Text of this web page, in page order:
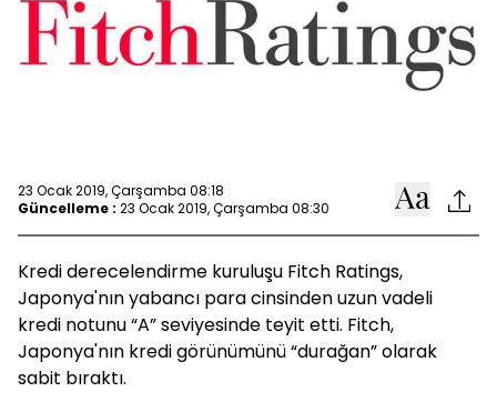
23 Ocak 2019, Çarşamba 08:18
Güncelleme : 23 Ocak 2019, Çarşamba 08:30
Kredi derecelendirme kuruluşu Fitch Ratings,
Japonya'nın yabancı para cinsinden uzun vadeli
kredi notunu “A” seviyesinde teyit etti. Fitch,
Japonya'nın kredi görünümünü “durağan” olarak
sabit bıraktı.